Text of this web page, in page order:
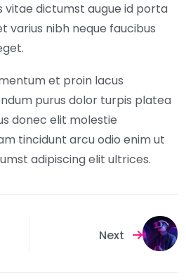
vitae dictumst augue id porta
varius nibh neque faucibus
et proin lacus
purus dolor turpis platea
donec elit molestie
tincidunt arcu odio enim ut
adipiscing elit ultrices.
Next